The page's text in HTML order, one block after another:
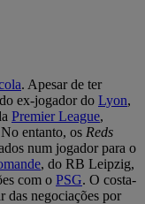
. Apesar de ter
ex-jogador do Lyon,
Premier League,
entanto, os Reds
num jogador para o
, do RB Leipzig,
com o PSG. O costa-
das negociações por